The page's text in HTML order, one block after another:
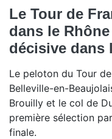
Le Tour de
dans le
décisive dans
Le peloton du Tour
Belleville-en-
Brouilly et le col de
première sélection
finale.